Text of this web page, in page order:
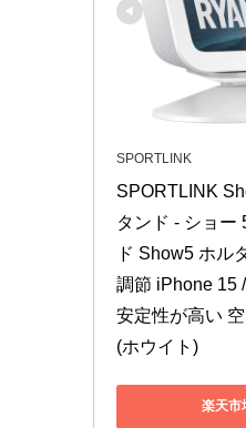
SPORTLINK
SPORTLINK
タンド - ショー
ド Show5 ホル
調節 iPhone 15
安定性が高い
(ホウイト)
楽天市